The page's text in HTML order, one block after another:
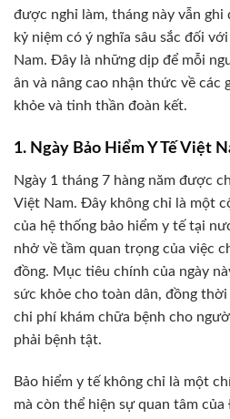
được nghỉ làm, tháng này vẫn ghi
kỷ niệm có ý nghĩa sâu sắc đối
Nam. Đây là những dịp để mỗi
ân và nâng cao nhận thức về các
khỏe và tinh thần đoàn kết.
1. Ngày Bảo Hiểm Y Tế Việt
Ngày 1 tháng 7 hàng năm được
Việt Nam. Đây không chỉ là một
của hệ thống bảo hiểm y tế tại
nhở về tầm quan trọng của việc
đồng. Mục tiêu chính của ngày
sức khỏe cho toàn dân, đồng
chi phí khám chữa bệnh cho
phải bệnh tật.
Bảo hiểm y tế không chỉ là một
mà còn thể hiện sự quan tâm